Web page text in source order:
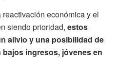
económica y el
siendo prioridad, estos
alivio y una posibilidad de
ingresos, jóvenes en